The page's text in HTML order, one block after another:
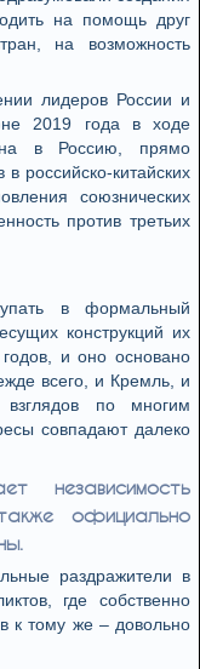
на помощь друг
на возможность
лидеров России и
2019 года в ходе
в Россию, прямо
российско-китайских
союзнических
против третьих
в формальный
конструкций их
и оно основано
всего, и Кремль, и
по многим
совпадают далеко
независимость
официально
раздражители в
где собственно
к тому же – довольно